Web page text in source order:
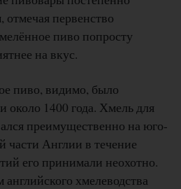
первенство
пиво попросту
на вкус.
пиво, видимо, было
около 1400 года. Хмель для
преимущественно на юго-
части Англии в течение
его принимали неохотно.
хмелеводства